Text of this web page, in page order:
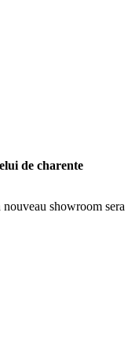
de charente
showroom sera